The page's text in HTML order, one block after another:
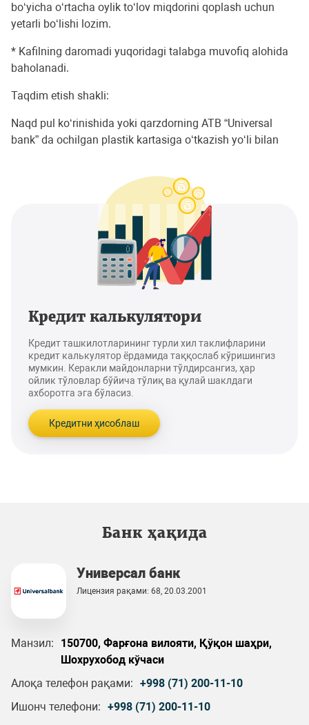
bo‘yicha o‘rtacha oylik to‘lov miqdorini qoplash uchun
yetarli bo‘lishi lozim.
* Kafilning daromadi yuqoridagi talabga muvofiq alohida
baholanadi.
Taqdim etish shakli:
Naqd pul ko‘rinishida yoki qarzdorning ATB “Universal
bank” da ochilgan plastik kartasiga o‘tkazish yo‘li bilan
Кредит калькулятори
Кредит ташкилотларининг турли хил таклифларини
кредит калькулятор ёрдамида таққослаб кўришингиз
мумкин. Керакли майдонларни тўлдирсангиз, ҳар
ойлик тўловлар бўйича тўлиқ ва қулай шаклдаги
ахборотга эга бўласиз.
Кредитни ҳисоблаш
Банк ҳақида
Универсал банк
Лицензия рақами: 68, 20.03.2001
Манзил:
150700, Фарғона вилояти, Қўқон шаҳри,
Шохрухобод кўчаси
Алоқа телефон рақами: +998 (71) 200-11-10
Ишонч телефони: +998 (71) 200-11-10